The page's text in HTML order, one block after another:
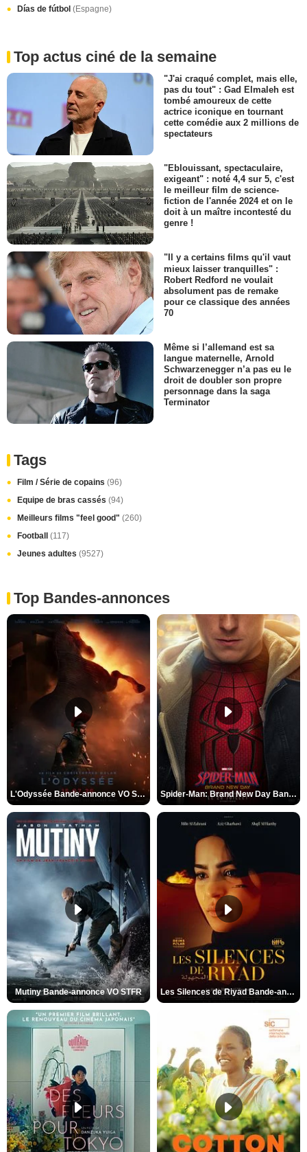
Días de fútbol (Espagne)
Top actus ciné de la semaine
"J'ai craqué complet, mais elle,
pas du tout" : Gad Elmaleh est
tombé amoureux de cette
actrice iconique en tournant
cette comédie aux 2 millions de
spectateurs
"Eblouissant, spectaculaire,
exigeant" : noté 4,4 sur 5, c'est
le meilleur film de science-
fiction de l'année 2024 et on le
doit à un maître incontesté du
genre !
"Il y a certains films qu'il vaut
mieux laisser tranquilles" :
Robert Redford ne voulait
absolument pas de remake
pour ce classique des années
70
Même si l’allemand est sa
langue maternelle, Arnold
Schwarzenegger n’a pas eu le
droit de doubler son propre
personnage dans la saga
Terminator
Tags
Film / Série de copains (96)
Equipe de bras cassés (94)
Meilleurs films "feel good" (260)
Football (117)
Jeunes adultes (9527)
Top Bandes-annonces
L'Odyssée Bande-annonce VO STFR Spider-Man: Brand New Day Bande-annonce VO STFR
Mutiny Bande-annonce VO STFR Les Silences de Riyad Bande-annonce VO STFR